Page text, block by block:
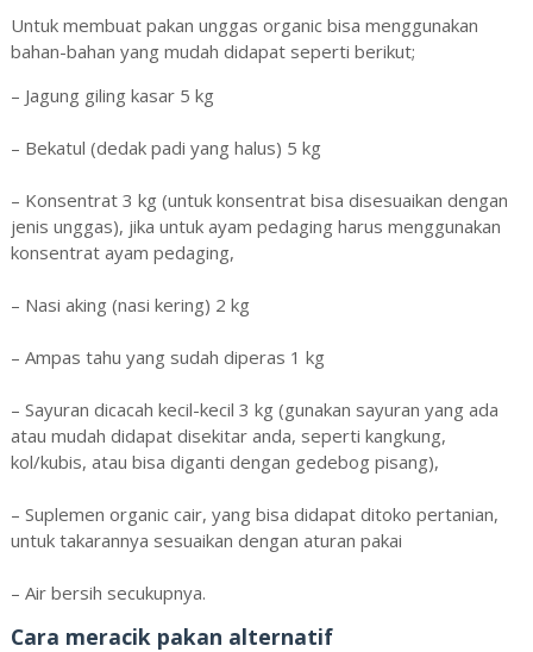
Untuk membuat pakan unggas organic bisa menggunakan
bahan-bahan yang mudah didapat seperti berikut;
– Jagung giling kasar 5 kg
– Bekatul (dedak padi yang halus) 5 kg
– Konsentrat 3 kg (untuk konsentrat bisa disesuaikan dengan
jenis unggas), jika untuk ayam pedaging harus menggunakan
konsentrat ayam pedaging,
– Nasi aking (nasi kering) 2 kg
– Ampas tahu yang sudah diperas 1 kg
– Sayuran dicacah kecil-kecil 3 kg (gunakan sayuran yang ada
atau mudah didapat disekitar anda, seperti kangkung,
kol/kubis, atau bisa diganti dengan gedebog pisang),
– Suplemen organic cair, yang bisa didapat ditoko pertanian,
untuk takarannya sesuaikan dengan aturan pakai
– Air bersih secukupnya.
Cara meracik pakan alternatif